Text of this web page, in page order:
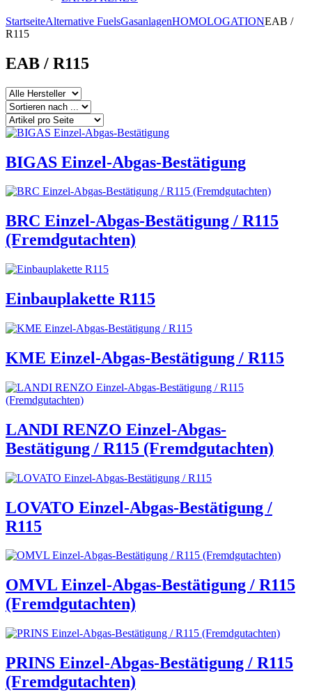
StartseiteAlternative FuelsGasanlagenHOMOLOGATIONEAB /
R115
EAB / R115
BIGAS Einzel-Abgas-Bestätigung
BRC Einzel-Abgas-Bestätigung / R115
(Fremdgutachten)
Einbauplakette R115
KME Einzel-Abgas-Bestätigung / R115
LANDI RENZO Einzel-Abgas-
Bestätigung / R115 (Fremdgutachten)
LOVATO Einzel-Abgas-Bestätigung /
R115
OMVL Einzel-Abgas-Bestätigung / R115
(Fremdgutachten)
PRINS Einzel-Abgas-Bestätigung / R115
(Fremdgutachten)